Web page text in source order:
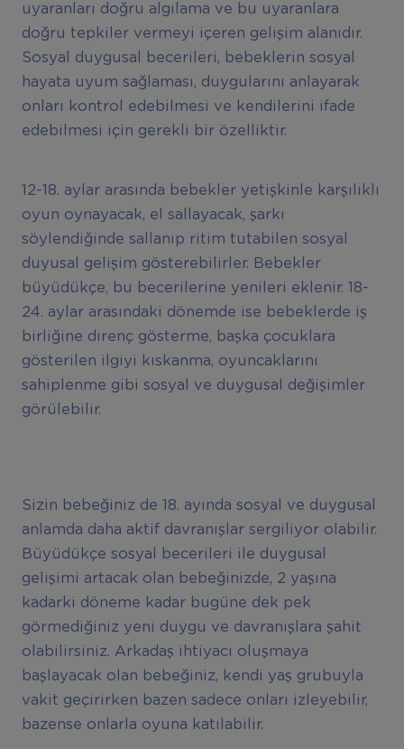
uyaranları doğru algılama ve bu uyaranlara
doğru tepkiler vermeyi içeren gelişim alanıdır.
Sosyal duygusal becerileri, bebeklerin sosyal
hayata uyum sağlaması, duygularını anlayarak
onları kontrol edebilmesi ve kendilerini ifade
edebilmesi için gerekli bir özelliktir.
12-18. aylar arasında bebekler yetişkinle karşılıklı
oyun oynayacak, el sallayacak, şarkı
söylendiğinde sallanıp ritim tutabilen sosyal
duyusal gelişim gösterebilirler. Bebekler
büyüdükçe, bu becerilerine yenileri eklenir. 18-
24. aylar arasındaki dönemde ise bebeklerde iş
birliğine direnç gösterme, başka çocuklara
gösterilen ilgiyi kıskanma, oyuncaklarını
sahiplenme gibi sosyal ve duygusal değişimler
görülebilir.
Sizin bebeğiniz de 18. ayında sosyal ve duygusal
anlamda daha aktif davranışlar sergiliyor olabilir.
Büyüdükçe sosyal becerileri ile duygusal
gelişimi artacak olan bebeğinizde, 2 yaşına
kadarki döneme kadar bugüne dek pek
görmediğiniz yeni duygu ve davranışlara şahit
olabilirsiniz. Arkadaş ihtiyacı oluşmaya
başlayacak olan bebeğiniz, kendi yaş grubuyla
vakit geçirirken bazen sadece onları izleyebilir,
bazense onlarla oyuna katılabilir.